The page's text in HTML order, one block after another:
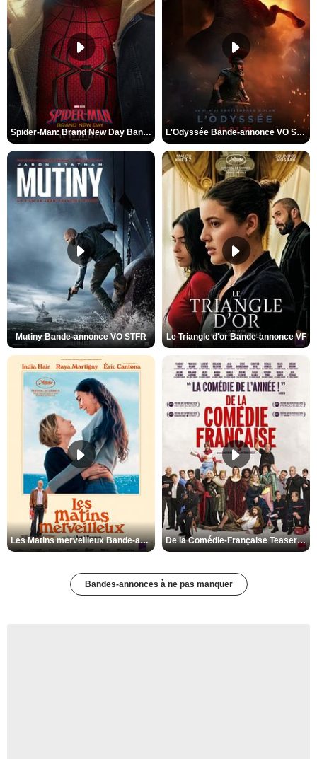
Spider-Man: Brand New Day Bande-annonce VO STFR L'Odyssée Bande-annonce VO STFR
Mutiny Bande-annonce VO STFR Le Triangle d'or Bande-annonce VF
Les Matins merveilleux Bande-annonce VF De la Comédie-Française Teaser VF
Bandes-annonces à ne pas manquer